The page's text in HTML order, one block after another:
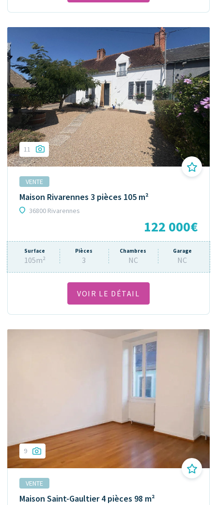
11
VENTE
Maison Rivarennes 3 pièces 105 m²
36800 Rivarennes
122 000€
Surface
105m²
Pièces
3
Chambres
NC
Garage
NC
VOIR LE DÉTAIL
9
VENTE
Maison Saint-Gaultier 4 pièces 98 m²